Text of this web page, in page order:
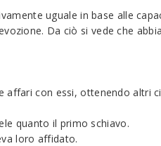
uguale in base alle
Da ciò si vede che
affari con essi, ottenendo altri
quanto il primo schiavo.
loro affidato.